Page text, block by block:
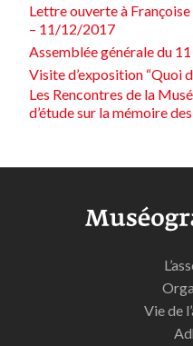
Lettre ouverte à
– 11/12/2017
Assemblée générale du
Visite d’exposition “Quoi
Les Rencontres de la
d’étude sur la mémoire
Vie de